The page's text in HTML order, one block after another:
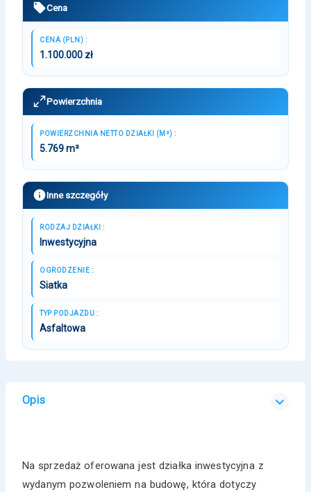
Cena
CENA (PLN) :
1.100.000 zł
Powierzchnia
POWIERZCHNIA NETTO DZIAŁKI (M²) :
5.769 m²
Inne szczegóły
RODZAJ DZIAŁKI :
Inwestycyjna
OGRODZENIE :
Siatka
TYP PODJAZDU :
Asfaltowa
Opis
Na sprzedaż oferowana jest działka inwestycyjna z
wydanym pozwoleniem na budowę, która dotyczy